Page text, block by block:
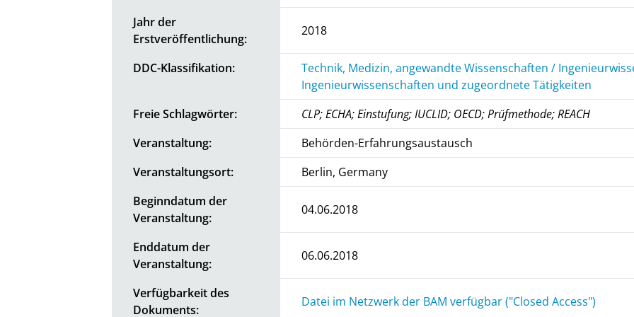
Jahr der
Erstveröffentlichung:
2018
DDC-Klassifikation:
Technik, Medizin, angewandte Wissenschaften /
Ingenieurwissenschaften und zugeordnete Tätigkeiten
Freie Schlagwörter:
CLP; ECHA; Einstufung; IUCLID; OECD; Prüfmethode; REACH
Veranstaltung:
Behörden-Erfahrungsaustausch
Veranstaltungsort:
Berlin, Germany
Beginndatum der
Veranstaltung:
04.06.2018
Enddatum der
Veranstaltung:
06.06.2018
Verfügbarkeit des
Dokuments:
Datei im Netzwerk der BAM verfügbar ("Closed Access")